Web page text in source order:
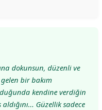
dokunsun, düzenli ve
bir bakım
kendine verdiğin
Güzellik sadece